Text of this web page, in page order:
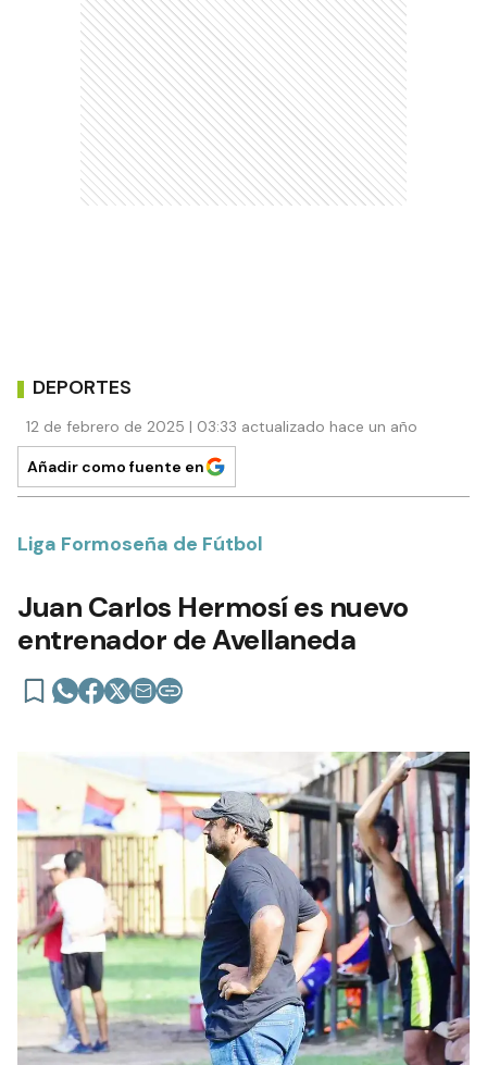
DEPORTES
12 de febrero de 2025 | 03:33 actualizado hace un año
Añadir como fuente en
Liga Formoseña de Fútbol
Juan Carlos Hermosí es nuevo
entrenador de Avellaneda